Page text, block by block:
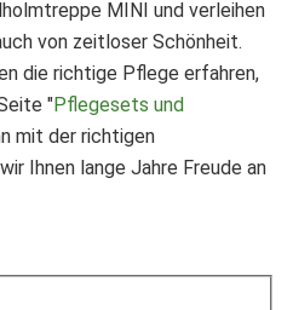
MINI und verleihen
von zeitloser Schönheit.
die richtige Pflege erfahren,
"Pflegesets und
mit der richtigen
Ihnen lange Jahre Freude an